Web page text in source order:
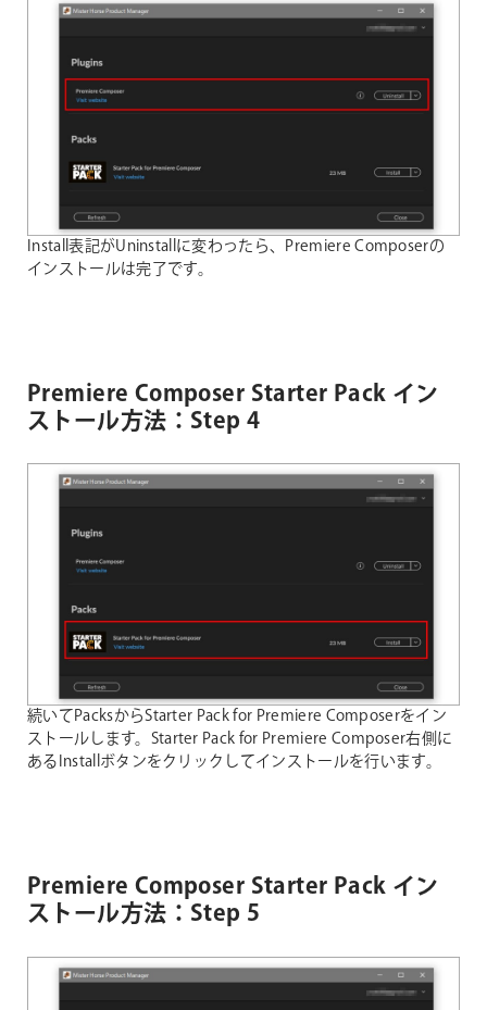
Install表記がUninstallに変わったら、Premiere Composerの
インストールは完了です。
Premiere Composer Starter Pack イン
ストール方法：Step 4
続いてPacksからStarter Pack for Premiere Composerをイン
ストールします。Starter Pack for Premiere Composer右側に
あるInstallボタンをクリックしてインストールを行います。
Premiere Composer Starter Pack イン
ストール方法：Step 5